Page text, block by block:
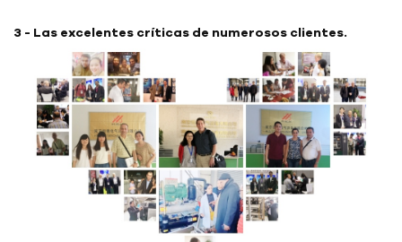
3 - Las excelentes críticas de numerosos clientes.